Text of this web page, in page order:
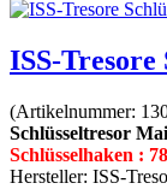
ISS-Tresore
(Artikelnummer:
Schlüsseltresor
Schlüsselhaken :
Hersteller: ISS-